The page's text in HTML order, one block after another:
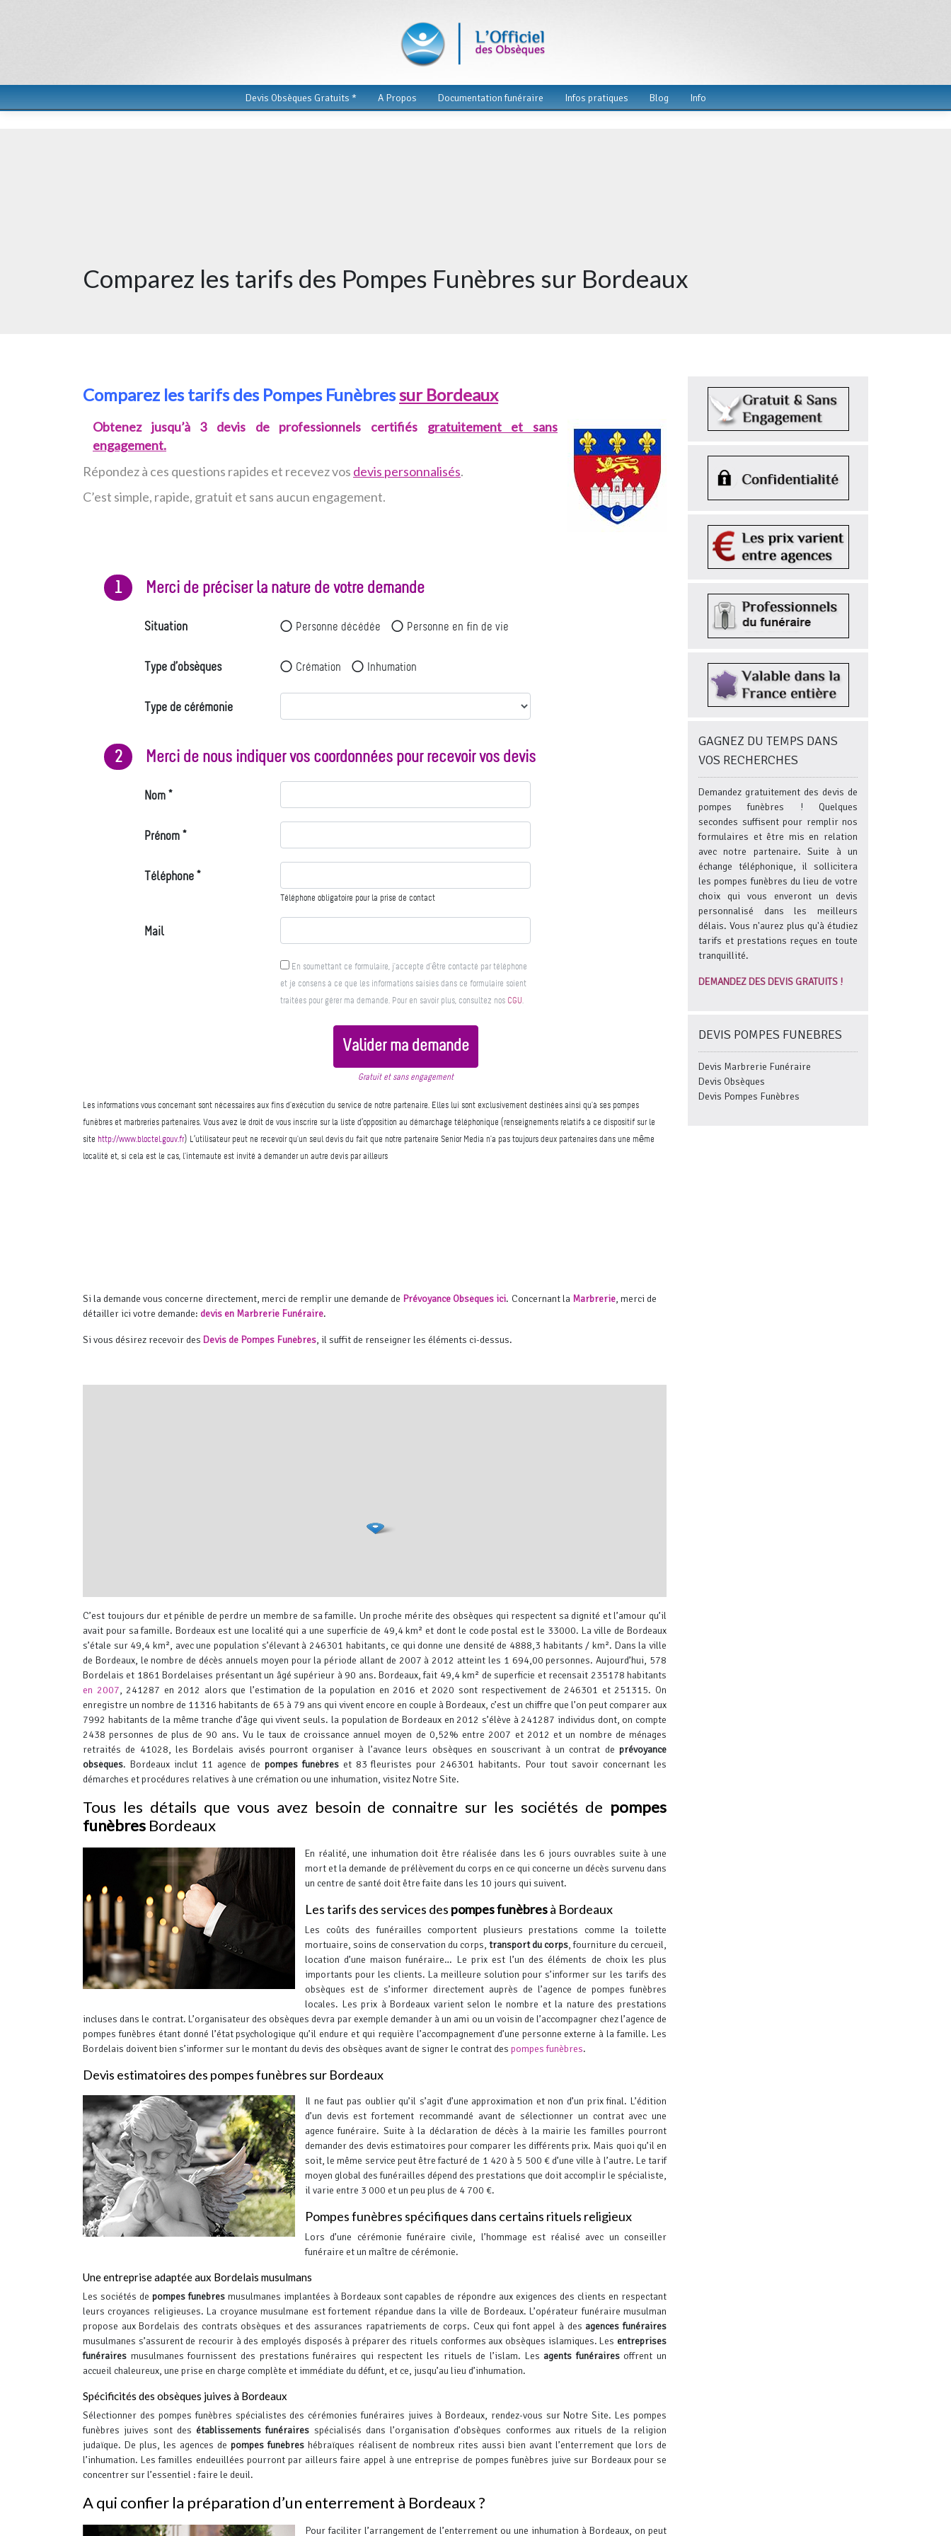
Devis Obsèques Gratuits * A Propos Documentation funéraire Infos pratiques Blog Info
Comparez les tarifs des Pompes Funèbres sur Bordeaux
Comparez les tarifs des Pompes Funèbressur Bordeaux
Obtenez jusqu’à 3 devis de professionnels certifiés gratuitement et sans
engagement.
Répondez à ces questions rapides et recevezvos devis personnalisés.
C’est simple, rapide, gratuit et sans aucun engagement.
Si la demande vous concerne directement, merci de remplir une demande de Prévoyance Obsèques ici. Concernant la Marbrerie, merci de
détailler ici votre demande: devis en Marbrerie Funéraire.
Si vous désirez recevoir des Devis de Pompes Funèbres, il suffit de renseigner les éléments ci-dessus.
Leaflet OpenStreetMap
C’est toujours dur et pénible de perdre un membre de sa famille. Un proche mérite des obsèques qui respectent sa dignité et l’amour qu’il
avait pour sa famille. Bordeaux est une localité qui a une superficie de 49,4 km² et dont le code postal est le 33000. La ville de Bordeaux
s’étale sur 49,4 km², avec une population s’élevant à 246301 habitants, ce qui donne une densité de 4888,3 habitants / km². Dans la ville
de Bordeaux, le nombre de décès annuels moyen pour la période allant de 2007 à 2012 atteint les 1 694,00 personnes. Aujourd’hui, 578
Bordelais et 1861 Bordelaises présentant un âgé supérieur à 90 ans. Bordeaux, fait 49,4 km² de superficie et recensait 235178 habitants
en 2007, 241287 en 2012 alors que l’estimation de la population en 2016 et 2020 sont respectivement de 246301 et 251315. On
enregistre un nombre de 11316 habitants de 65 à 79 ans qui vivent encore en couple à Bordeaux, c’est un chiffre que l’on peut comparer aux
7992 habitants de la même tranche d’âge qui vivent seuls. la population de Bordeaux en 2012 s’élève à 241287 individus dont, on compte
2438 personnes de plus de 90 ans. Vu le taux de croissance annuel moyen de 0,52% entre 2007 et 2012 et un nombre de ménages
retraités de 41028, les Bordelais avisés pourront organiser à l’avance leurs obsèques en souscrivant à un contrat de prévoyance
obsèques. Bordeaux inclut 11 agence de pompes funèbreset 83 fleuristes pour 246301 habitants. Pour tout savoir concernant les
démarches et procédures relatives à une crémation ou une inhumation, visitez Notre Site.
Tous les détails que vous avez besoin de connaitre sur les sociétés de pompes
funèbres Bordeaux
En réalité, une inhumation doit être réalisée dans les 6 jours ouvrables suite à une
mort et la demande de prélèvement du corps en ce qui concerne un décès survenu dans
un centre de santé doit être faite dans les 10 jours qui suivent.
Les tarifs des services des pompes funèbresà Bordeaux
Les coûts des funérailles comportent plusieurs prestations comme la toilette
mortuaire, soins de conservation du corps, transport du corps, fourniture du cercueil,
location d’une maison funéraire… Le prix est l’un des éléments de choix les plus
importants pour les clients. La meilleure solution pour s’informer sur les tarifs des
obsèques est de s’informer directement auprès de l’agence de pompes funèbres
locales. Les prix à Bordeaux varient selon le nombre et la nature des prestations
incluses dans le contrat. L’organisateur des obsèques devra par exemple demander à un ami ou un voisin de l’accompagner chez l’agence de
pompes funèbres étant donné l’état psychologique qu’il endure et qui requière l’accompagnement d’une personne externe à la famille. Les
Bordelais doivent bien s’informer sur le montant du devis des obsèques avant de signer le contrat des pompes funèbres.
Devis estimatoires des pompes funèbres sur Bordeaux
Il ne faut pas oublier qu’il s’agit d’une approximation et non d’un prix final. L’édition
d’un devis est fortement recommandé avant de sélectionner un contrat avec une
agence funéraire. Suite à la déclaration de décès à la mairie les familles pourront
demander des devis estimatoires pour comparer les différents prix. Mais quoi qu’il en
soit, le même service peut être facturé de 1 420 à 5 500 € d’une ville à l’autre. Le tarif
moyen global des funérailles dépend des prestations que doit accomplir le spécialiste,
il varie entre 3 000 et un peu plus de 4 700 €.
Pompes funèbres spécifiques dans certains rituels religieux
Lors d’une cérémonie funéraire civile, l’hommage est réalisé avec un conseiller
funéraire et un maître de cérémonie.
Une entreprise adaptée aux Bordelais musulmans
Les sociétés de pompes funèbresmusulmanes implantées à Bordeaux sont capables de répondre aux exigences des clients en respectant
leurs croyances religieuses. La croyance musulmane est fortement répandue dans la ville de Bordeaux. L’opérateur funéraire musulman
propose aux Bordelais des contrats obsèques et des assurances rapatriements de corps. Ceux qui font appel à des agences funéraires
musulmanes s’assurent de recourir à des employés disposés à préparer des rituels conformes aux obsèques islamiques. Les entreprises
funéraires musulmanes fournissent des prestations funéraires qui respectent les rituels de l’islam. Les agents funérairesoffrent un
accueil chaleureux, une prise en charge complète et immédiate du défunt, et ce, jusqu’au lieu d’inhumation.
Spécificités des obsèques juives à Bordeaux
Sélectionner des pompes funèbres spécialistes des cérémonies funéraires juives à Bordeaux, rendez-vous sur Notre Site. Les pompes
funèbres juives sont des établissements funéraires spécialisés dans l’organisation d’obsèques conformes aux rituels de la religion
judaïque. De plus, les agences de pompes funèbreshébraïques réalisent de nombreux rites aussi bien avant l’enterrement que lors de
l’inhumation. Les familles endeuillées pourront par ailleurs faire appel à une entreprise de pompes funèbres juive sur Bordeaux pour se
concentrer sur l’essentiel : faire le deuil.
A qui confier la préparation d’un enterrement à Bordeaux ?
Pour faciliter l’arrangement de l’enterrement ou une inhumation à Bordeaux, on peut
GAGNEZ DU TEMPS DANS
VOS RECHERCHES
Demandez gratuitement des devis de
pompes funèbres ! Quelques
secondes suffisent pour remplir nos
formulaires et être mis en relation
avec notre partenaire. Suite à un
échange téléphonique, il sollicitera
les pompes funèbres du lieu de votre
choix qui vous enveront un devis
personnalisé dans les meilleurs
délais. Vous n'aurez plus qu'à étudiez
tarifs et prestations reçues en toute
tranquillité.
DEMANDEZ DES DEVIS GRATUITS !
DEVIS POMPES FUNEBRES
Devis Marbrerie Funéraire
Devis Obsèques
Devis Pompes Funèbres